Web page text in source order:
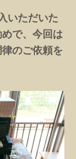
いただいた
で、今回は
のご依頼を